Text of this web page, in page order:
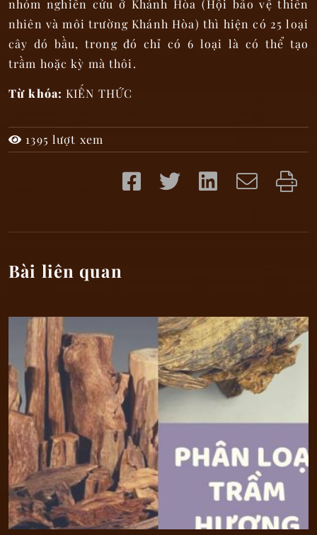
nhóm nghiên cứu ở Khánh Hòa (Hội bảo vệ thiên
nhiên và môi trường Khánh Hòa) thì hiện có 25 loại
cây dó bầu, trong đó chỉ có 6 loại là có thể tạo
trầm hoặc kỳ mà thôi.
Từ khóa: KIẾN THỨC
1395 lượt xem
Bài liên quan